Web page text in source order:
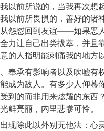
以前所说的，当我再次想
以前所畏惧的，善好的诸
怨怼回到友谊——如果恶
力让自己出类拔萃，并且
的人指明能刺痛我的地方
奉承有影响者以及吹嘘有
为敌人。有多少人仰慕
到的而非用来炫耀的东西
鲜亮丽，内里悲惨可怜。
现除此以外别无他法：心